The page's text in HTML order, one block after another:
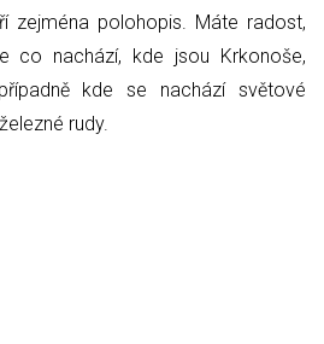
zejména polohopis. Máte radost,
co nachází, kde jsou Krkonoše,
kde se nachází světové
rudy.